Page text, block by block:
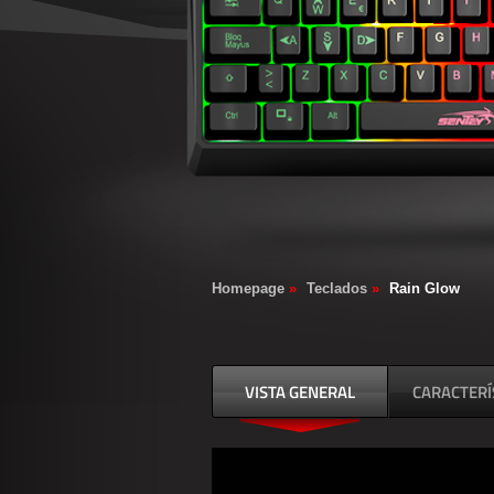
Homepage » Teclados » Rain Glow
VISTA GENERAL